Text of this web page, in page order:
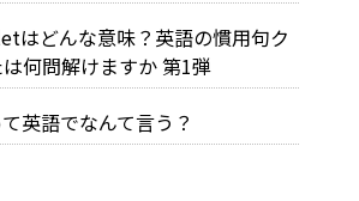
はどんな意味？英語の慣用句ク
何問解けますか 第1弾
て英語でなんて言う？